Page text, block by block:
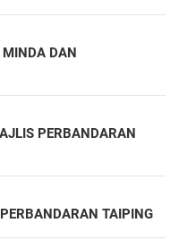
MINDA DAN
PERBANDARAN
TAIPING